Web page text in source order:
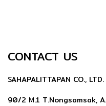
CONTACT US
SAHAPALITTAPAN CO., LTD.
90/2 M.1 T.Nongsamsak,